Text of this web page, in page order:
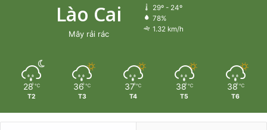
Lào Cai
Mây rải rác
29º - 24º
78%
1.32 km/h
28 ℃
T2
36 ℃
T3
37 ℃
T4
38 ℃
T5
38 ℃
T6